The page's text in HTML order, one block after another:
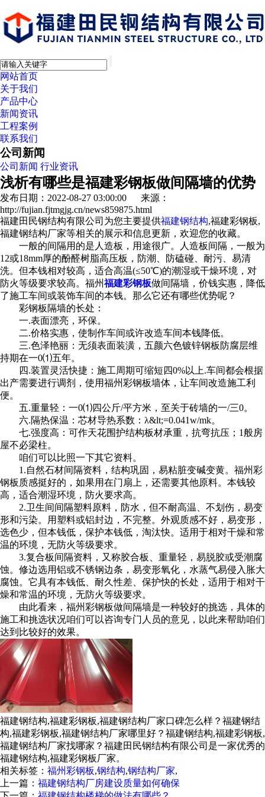
网站首页
关于我们
产品中心
新闻资讯
工程案例
联系我们
公司新闻
公司新闻 行业资讯
浅析有哪些是福建彩钢板做间隔墙的优势
发布日期：2022-08-27 03:00:00 来源：
http://fujian.fjtmgjg.cn/news859875.html
福建田民钢结构有限公司为您主要提供福建钢结构,福建彩钢板,
福建钢结构厂家等相关的展示和信息更新，欢迎您的收藏。
一般的间隔用的是人造板，用途很广。人造板间隔，一般为
12或18mm厚的酚醛树脂高压板，防潮、防磕碰、耐污、易清
洗。但本钱相对较高，适合高温(≤50℃)的潮湿或干燥环境，对
防火等级要求较高。福州福建彩钢板做间隔墙，价钱实惠，降低
了施工车间或装饰车间的本钱。那么它还有哪些优势呢？
彩钢板隔墙的长处：
一.表面漂亮，环保。
二.价格实惠，使制作车间或许改造车间本钱降低。
三.色泽艳丽：无须表面装潢，五颜六色镀锌钢板防腐层维
持期在一0⑴五年。
四.装置灵活快捷：施工周期可缩短四0%以上.车间都会根据
出产需要进行调剂，使用福州彩钢板墙体，让车间改造施工利
便。
五.重量轻：一0⑴四公斤/平方米，至关于砖墙的一/三0。
六.隔热保温：芯材导热系数：λ&lt;=0.041w/mk。
七.强度高：可作天花围护结构板材承重，抗弯抗压；1般房
屋不必梁柱。
咱们可以比照一下其它资料。
1.自然石材间隔资料，结构巩固，易粘脏变碱变黄。福州彩
钢板质感挺好的，如果用在门扇上，还需要其他原料。本钱较
高，适合潮湿环境，防火要求高。
2.卫生间间隔塑料原料，防水，但不耐高温、不划伤，易变
形和污染。用塑料或铝封边，不完整。外观质感不好，易变形，
选色少，但本钱低，保护本钱低，淘汰快。适用于相对干燥和常
温的环境，无防火等级要求。
3.复合板间隔资料，又称胶合板、重量轻，易脱胶或受潮腐
蚀。修边选用铝或不锈钢边条，易变形氧化，水蒸气易侵入胀大
腐蚀。它具有本钱低、耐久性差、保护快的长处，适用于相对干
燥和常温的环境，无防火等级要求。
由此看来，福州彩钢板做间隔墙是一种较好的挑选，具体的
施工和挑选状况咱们可以咨询专门人员的意见，以此来帮助咱们
达到比较好的效果。
福建钢结构,福建彩钢板,福建钢结构厂家口碑怎么样？福建钢结
构,福建彩钢板,福建钢结构厂家哪里好？福建钢结构,福建彩钢板,
福建钢结构厂家找哪家？福建田民钢结构有限公司是一家优秀的
福建钢结构,福建彩钢板厂家。
相关标签： 福州彩钢板,钢结构,钢结构厂家,
上一篇： 福建钢结构厂房建设质量如何确保